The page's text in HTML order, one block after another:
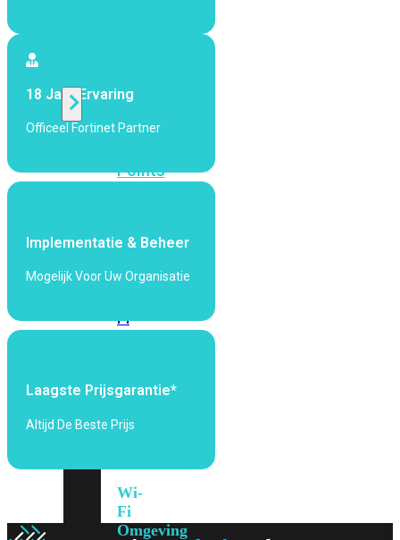
Alle
Points
Fi
Fi
Fi
6E
Fi
Wi-
Fi
Omgeving
18 Jaar Ervaring
Officeel Fortinet Partner
Implementatie & Beheer
Mogelijk Voor Uw Organisatie
Laagste Prijsgarantie*
Altijd De Beste Prijs